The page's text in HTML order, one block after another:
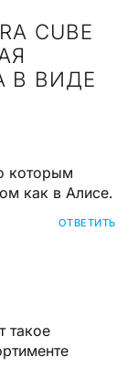
CUBE
В ВИДЕ
которым
как в Алисе.
ОТВЕТИТЬ
такое